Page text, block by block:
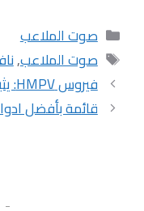
التصنيفات
صوت الملاعب
الوسوم
صوت الملاعب,
فيروس HMPV: يثير القلق في الصين
قائمة بأفضل